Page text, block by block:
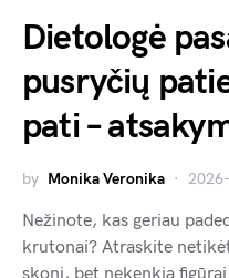
Dietologė
pusryčių
pati –
by Monika Veronika
Nežinote, kas geriau
krutonai? Atraskite
skonį, bet nekenkia figūrai.